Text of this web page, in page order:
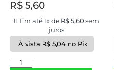
R$ 5,60
Em até 1x de R$5,60 sem
juros
À vista R$5,04 no Pix